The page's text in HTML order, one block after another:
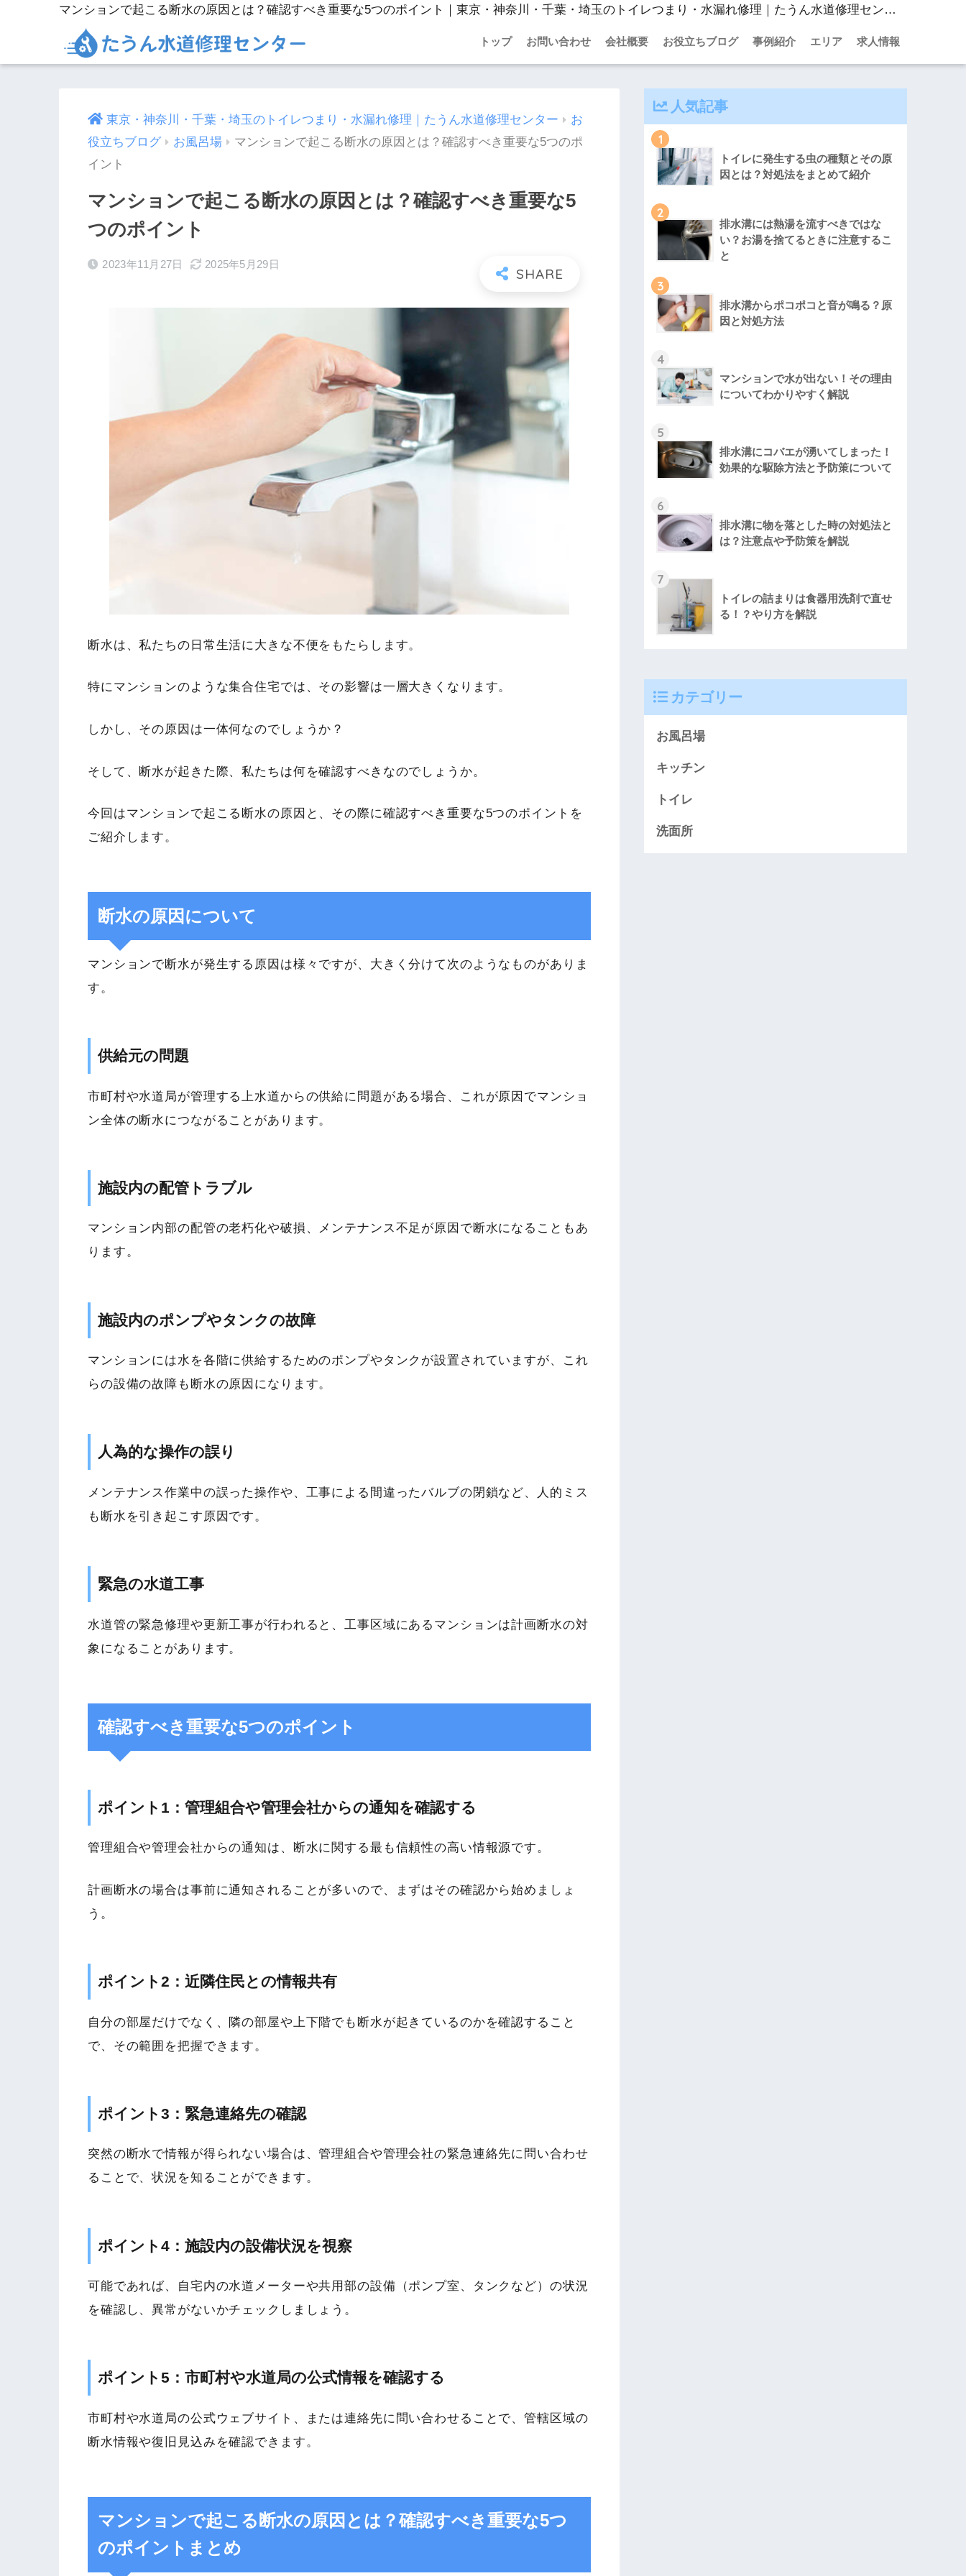
マンションで起こる断水の原因とは？確認すべき重要な5つのポイント｜東京・神奈川・千葉・埼玉のトイレつまり・水漏れ修理｜たうん水道修理センター
トップ お問い合わせ 会社概要 お役立ちブログ 事例紹介 エリア 求人情報
東京・神奈川・千葉・埼玉のトイレつまり・水漏れ修理｜たうん水道修理センター
お
役立ちブログ
お風呂場
マンションで起こる断水の原因とは？確認すべき重要な5つのポ
イント
マンションで起こる断水の原因とは？確認すべき重要な5
つのポイント
2023年11月27日 2025年5月29日
断水は、私たちの日常生活に大きな不便をもたらします。
特にマンションのような集合住宅では、その影響は一層大きくなります。
しかし、その原因は一体何なのでしょうか？
そして、断水が起きた際、私たちは何を確認すべきなのでしょうか。
今回はマンションで起こる断水の原因と、その際に確認すべき重要な5つのポイントを
ご紹介します。
断水の原因について
マンションで断水が発生する原因は様々ですが、大きく分けて次のようなものがありま
す。
供給元の問題
市町村や水道局が管理する上水道からの供給に問題がある場合、これが原因でマンショ
ン全体の断水につながることがあります。
施設内の配管トラブル
マンション内部の配管の老朽化や破損、メンテナンス不足が原因で断水になることもあ
ります。
施設内のポンプやタンクの故障
マンションには水を各階に供給するためのポンプやタンクが設置されていますが、これ
らの設備の故障も断水の原因になります。
人為的な操作の誤り
メンテナンス作業中の誤った操作や、工事による間違ったバルブの閉鎖など、人的ミス
も断水を引き起こす原因です。
緊急の水道工事
水道管の緊急修理や更新工事が行われると、工事区域にあるマンションは計画断水の対
象になることがあります。
確認すべき重要な5つのポイント
ポイント1：管理組合や管理会社からの通知を確認する
管理組合や管理会社からの通知は、断水に関する最も信頼性の高い情報源です。
計画断水の場合は事前に通知されることが多いので、まずはその確認から始めましょ
う。
ポイント2：近隣住民との情報共有
自分の部屋だけでなく、隣の部屋や上下階でも断水が起きているのかを確認すること
で、その範囲を把握できます。
ポイント3：緊急連絡先の確認
突然の断水で情報が得られない場合は、管理組合や管理会社の緊急連絡先に問い合わせ
ることで、状況を知ることができます。
ポイント4：施設内の設備状況を視察
可能であれば、自宅内の水道メーターや共用部の設備（ポンプ室、タンクなど）の状況
を確認し、異常がないかチェックしましょう。
ポイント5：市町村や水道局の公式情報を確認する
市町村や水道局の公式ウェブサイト、または連絡先に問い合わせることで、管轄区域の
断水情報や復旧見込みを確認できます。
マンションで起こる断水の原因とは？確認すべき重要な5つ
のポイントまとめ
人気記事
1
トイレに発生する虫の種類とその原
因とは？対処法をまとめて紹介
2
排水溝には熱湯を流すべきではな
い？お湯を捨てるときに注意するこ
と
3
排水溝からポコポコと音が鳴る？原
因と対処方法
4
マンションで水が出ない！その理由
についてわかりやすく解説
5
排水溝にコバエが湧いてしまった！
効果的な駆除方法と予防策について
6
排水溝に物を落とした時の対処法と
は？注意点や予防策を解説
7
トイレの詰まりは食器用洗剤で直せ
る！？やり方を解説
カテゴリー
お風呂場
キッチン
トイレ
洗面所